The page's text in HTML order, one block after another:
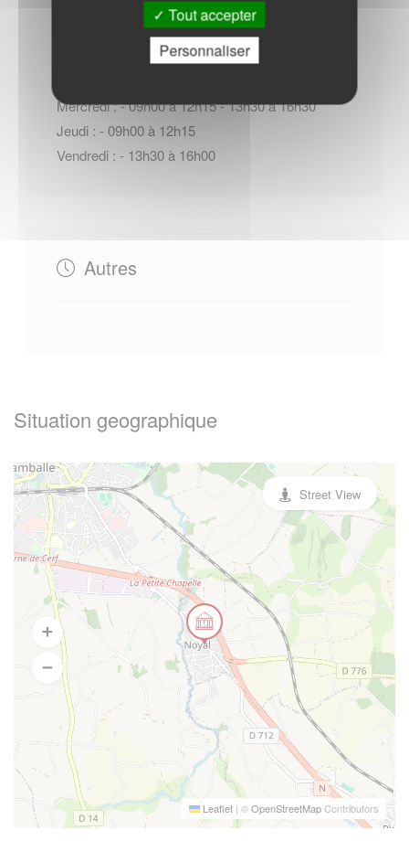
Lundi : - 09h00 à 12h15
Mercredi : - 09h00 à 12h15 - 13h30 à 16h30
Jeudi : - 09h00 à 12h15
Vendredi : - 13h30 à 16h00
Autres
Situation geographique
Leaflet | ©OpenStreetMapContributors
Street View
Tout accepter
Personnaliser